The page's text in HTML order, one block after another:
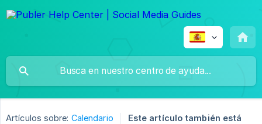
Artículos sobre: Calendario
Este artículo también está